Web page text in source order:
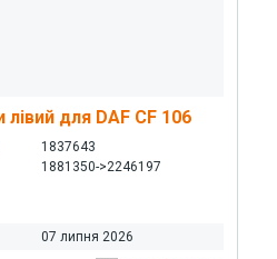
для DAF CF 106
1837643
1881350->2246197
07 липня 2026